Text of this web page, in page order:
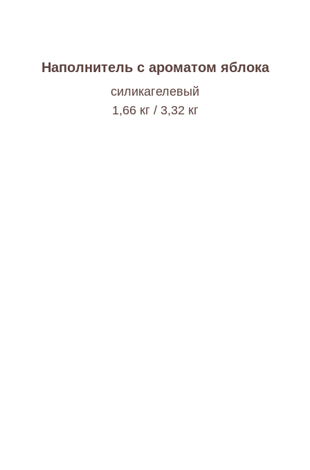
Наполнитель с ароматом яблока
cиликагелевый
1,66 кг / 3,32 кг